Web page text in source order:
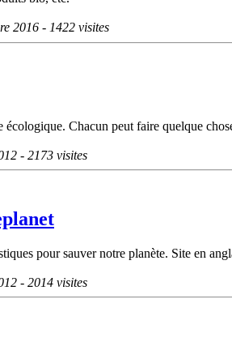
2016 - 1422 visites
écologique. Chacun peut faire quelque
- 2173 visites
pour sauver notre planète. Site en
- 2014 visites